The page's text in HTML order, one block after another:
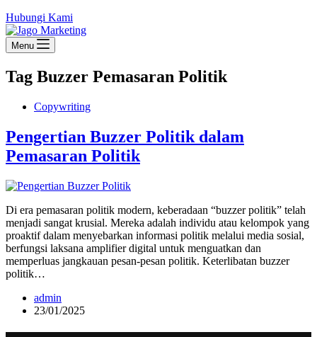
Hubungi Kami
Menu
Tag Buzzer Pemasaran Politik
Copywriting
Pengertian Buzzer Politik dalam
Pemasaran Politik
Di era pemasaran politik modern, keberadaan “buzzer politik” telah
menjadi sangat krusial. Mereka adalah individu atau kelompok yang
proaktif dalam menyebarkan informasi politik melalui media sosial,
berfungsi laksana amplifier digital untuk menguatkan dan
memperluas jangkauan pesan-pesan politik. Keterlibatan buzzer
politik…
admin
23/01/2025